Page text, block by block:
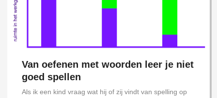
Van oefenen met woorden leer je niet
goed spellen
Als ik een kind vraag wat hij of zij vindt van spelling op